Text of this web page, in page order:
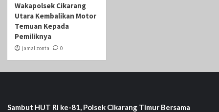
Wakapolsek Cikarang
Utara Kembalikan Motor
Temuan Kepada
Pemiliknya
jamal zonta 0
Sambut HUT RI ke-81, Polsek Cikarang Timur Bersama